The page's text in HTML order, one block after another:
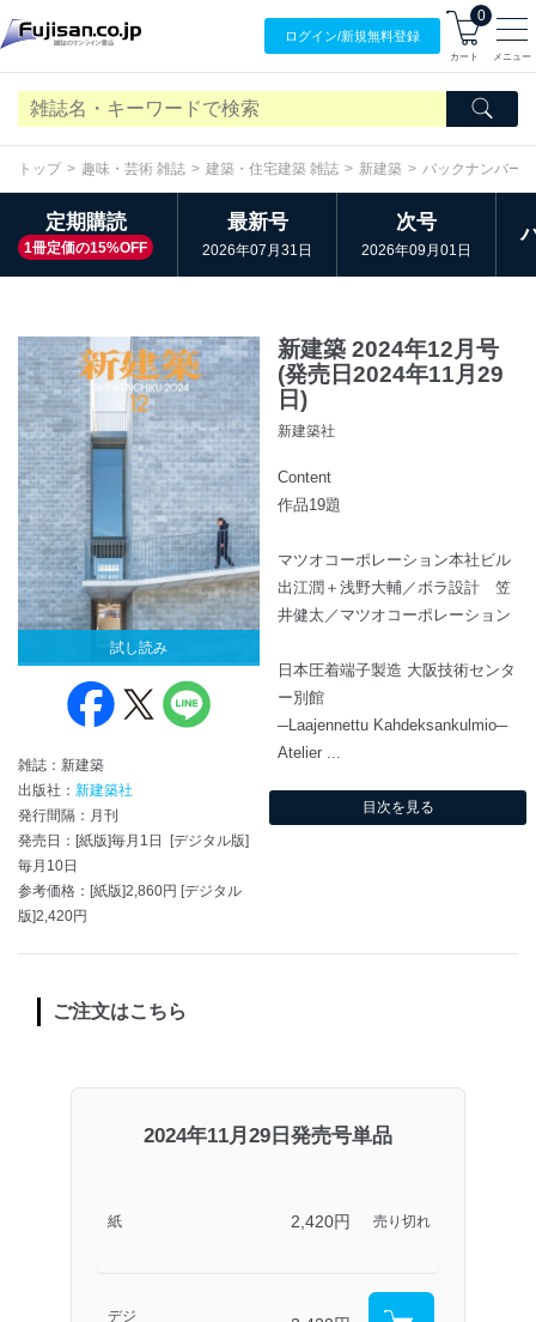
ログイン/新規無料登録
0
カート メニュー
トップ 趣味・芸術 雑誌 建築・住宅建築 雑誌 新建築 バックナンバー
定期購読
1冊定価の15%OFF
最新号
2026年07月31日
次号
2026年09月01日
試し読み
雑誌：新建築
出版社： 新建築社
発行間隔：月刊
発売日：[紙版]毎月1日 [デジタル版]
毎月10日
参考価格：[紙版]2,860円 [デジタル
版]2,420円
新建築 2024年12月号
(発売日2024年11月29
日)
新建築社
Content
作品19題
マツオコーポレーション本社ビル
出江潤＋浅野大輔／ボラ設計 笠
井健太／マツオコーポレーション
日本圧着端子製造 大阪技術センタ
ー別館
─Laajennettu Kahdeksankulmio─
Atelier ...
目次を見る
ご注文はこちら
2024年11月29日発売号単品
紙 2,420円 売り切れ
デジ